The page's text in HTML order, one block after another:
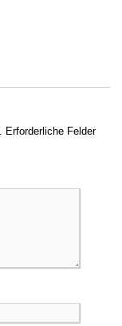
Erforderliche Felder